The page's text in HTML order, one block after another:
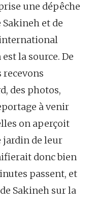
une dépêche
et de
international
la source. De
recevons
des photos,
à venir
on aperçoit
jardin de leur
donc bien
passent, et
Sakineh sur la